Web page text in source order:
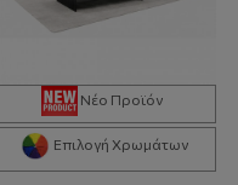
Νέο Προϊόν
Επιλογή Χρωμάτων